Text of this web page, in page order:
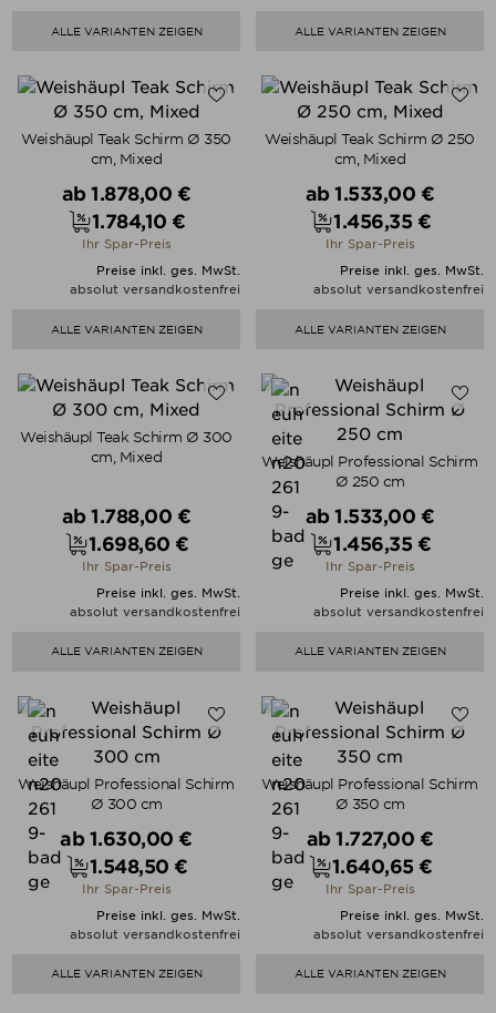
ALLE VARIANTEN ZEIGEN ALLE VARIANTEN ZEIGEN
Weishäupl Teak Schirm Ø 350
cm, Mixed
Verkaufspreis
ab 1.878,00 €
Preis
1.784,10 €
Ihr Spar-Preis
Preise inkl. ges. MwSt.
absolut versandkostenfrei
ALLE VARIANTEN ZEIGEN
Weishäupl Teak Schirm Ø 250
cm, Mixed
Verkaufspreis
ab 1.533,00 €
Preis
1.456,35 €
Ihr Spar-Preis
Preise inkl. ges. MwSt.
absolut versandkostenfrei
ALLE VARIANTEN ZEIGEN
Weishäupl Teak Schirm Ø 300
cm, Mixed
Verkaufspreis
ab 1.788,00 €
Preis
1.698,60 €
Ihr Spar-Preis
Preise inkl. ges. MwSt.
absolut versandkostenfrei
ALLE VARIANTEN ZEIGEN
Weishäupl Professional Schirm
Ø 250 cm
Verkaufspreis
ab 1.533,00 €
Preis
1.456,35 €
Ihr Spar-Preis
Preise inkl. ges. MwSt.
absolut versandkostenfrei
ALLE VARIANTEN ZEIGEN
Weishäupl Professional Schirm
Ø 300 cm
Verkaufspreis
ab 1.630,00 €
Preis
1.548,50 €
Ihr Spar-Preis
Preise inkl. ges. MwSt.
absolut versandkostenfrei
ALLE VARIANTEN ZEIGEN
Weishäupl Professional Schirm
Ø 350 cm
Verkaufspreis
ab 1.727,00 €
Preis
1.640,65 €
Ihr Spar-Preis
Preise inkl. ges. MwSt.
absolut versandkostenfrei
ALLE VARIANTEN ZEIGEN